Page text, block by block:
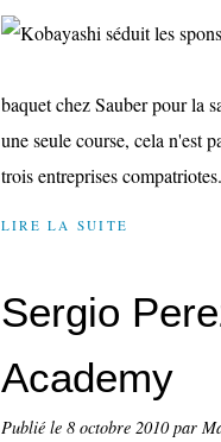
baquet chez Sauber pour la
une seule course, cela n'est
trois entreprises
LIRE LA SUITE
Sergio
Academy
Publié le 8 octobre 2010par